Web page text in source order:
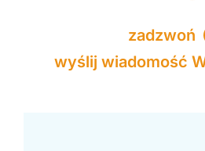
zadzwoń
wyślij wiadomość